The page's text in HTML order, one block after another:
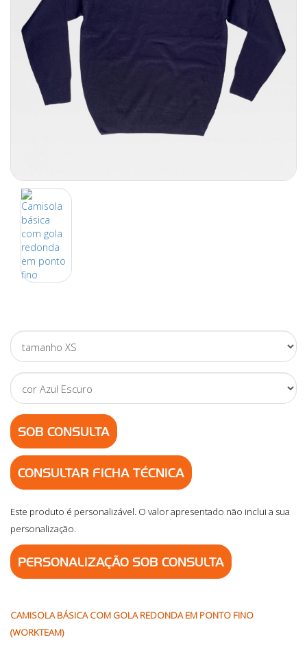
SOB CONSULTA
CONSULTAR FICHA TÉCNICA
Este produto é personalizável. O valor apresentado não inclui a sua
personalização.
PERSONALIZAÇÃO SOB CONSULTA
CAMISOLA BÁSICA COM GOLA REDONDA EM PONTO FINO
(WORKTEAM)